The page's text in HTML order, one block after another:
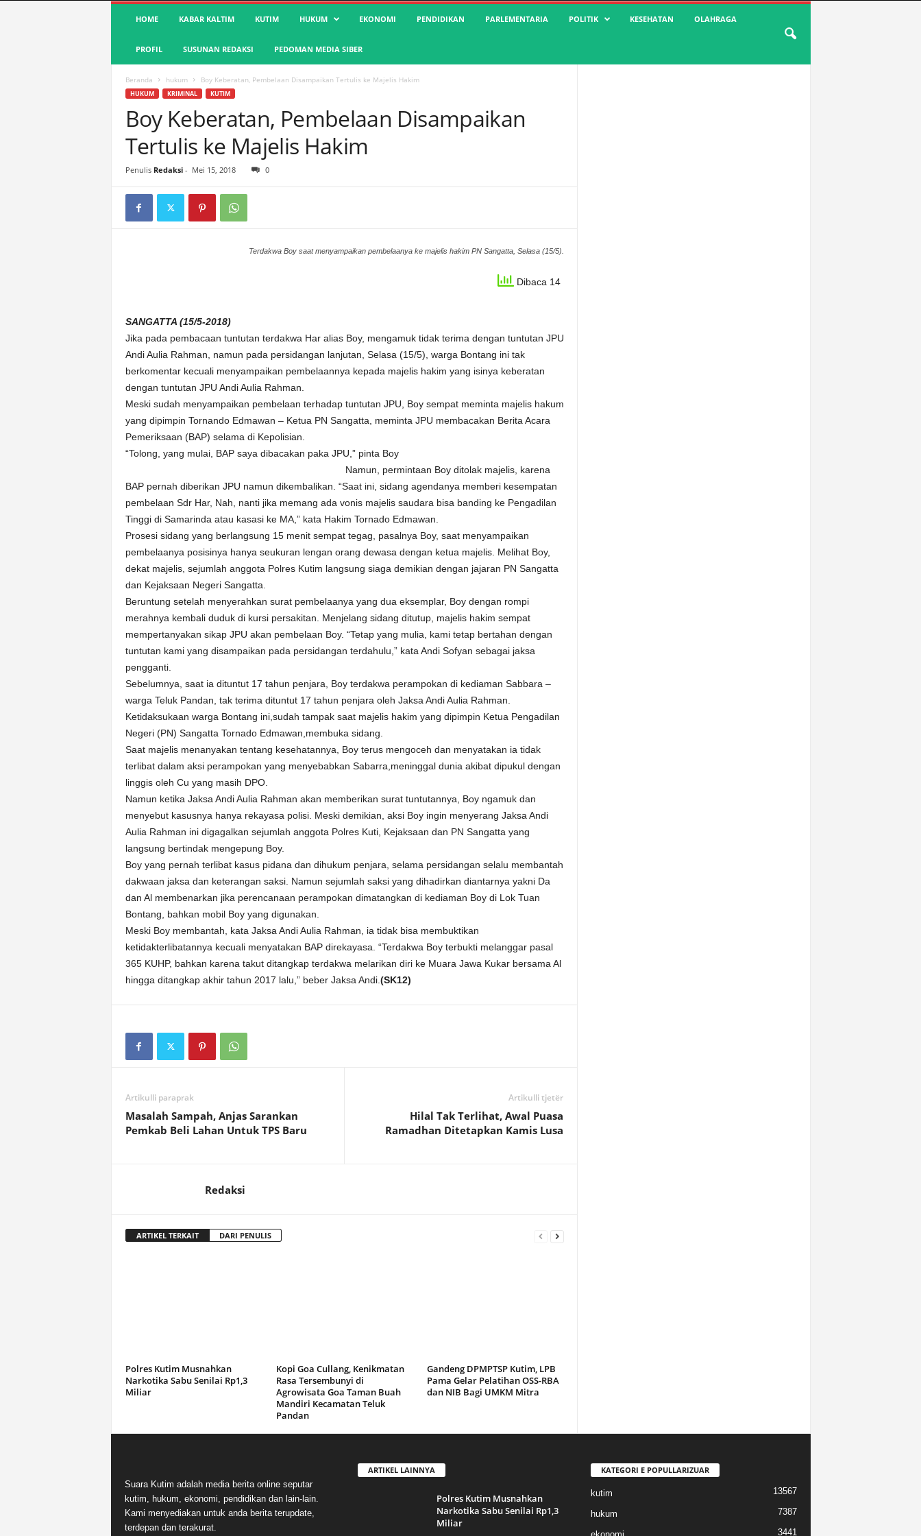
S
a
HOME KABAR KALTIM KUTIM HUKUM EKONOMI PENDIDIKAN PARLEMENTARIA POLITIK KESEHATAN OLAHRAGA
PROFIL SUSUNAN REDAKSI PEDOMAN MEDIA SIBER
Beranda hukum Boy Keberatan, Pembelaan Disampaikan Tertulis ke Majelis Hakim
HUKUM KRIMINAL KUTIM
Boy Keberatan, Pembelaan Disampaikan
Tertulis ke Majelis Hakim
Penulis Redaksi- Mei 15, 2018 0
Terdakwa Boy saat menyampaikan pembelaanya ke majelis hakim PN Sangatta, Selasa (15/5).
Dibaca 14
SANGATTA (15/5-2018)
Jika pada pembacaan tuntutan terdakwa Har alias Boy, mengamuk tidak terima dengan tuntutan JPU
Andi Aulia Rahman, namun pada persidangan lanjutan, Selasa (15/5), warga Bontang ini tak
berkomentar kecuali menyampaikan pembelaannya kepada majelis hakim yang isinya keberatan
dengan tuntutan JPU Andi Aulia Rahman.
Meski sudah menyampaikan pembelaan terhadap tuntutan JPU, Boy sempat meminta majelis hakum
yang dipimpin Tornando Edmawan – Ketua PN Sangatta, meminta JPU membacakan Berita Acara
Pemeriksaan (BAP) selama di Kepolisian.
“Tolong, yang mulai, BAP saya dibacakan paka JPU,” pinta Boy
Namun, permintaan Boy ditolak majelis, karena
BAP pernah diberikan JPU namun dikembalikan. “Saat ini, sidang agendanya memberi kesempatan
pembelaan Sdr Har, Nah, nanti jika memang ada vonis majelis saudara bisa banding ke Pengadilan
Tinggi di Samarinda atau kasasi ke MA,” kata Hakim Tornado Edmawan.
Prosesi sidang yang berlangsung 15 menit sempat tegag, pasalnya Boy, saat menyampaikan
pembelaanya posisinya hanya seukuran lengan orang dewasa dengan ketua majelis. Melihat Boy,
dekat majelis, sejumlah anggota Polres Kutim langsung siaga demikian dengan jajaran PN Sangatta
dan Kejaksaan Negeri Sangatta.
Beruntung setelah menyerahkan surat pembelaanya yang dua eksemplar, Boy dengan rompi
merahnya kembali duduk di kursi persakitan. Menjelang sidang ditutup, majelis hakim sempat
mempertanyakan sikap JPU akan pembelaan Boy. “Tetap yang mulia, kami tetap bertahan dengan
tuntutan kami yang disampaikan pada persidangan terdahulu,” kata Andi Sofyan sebagai jaksa
pengganti.
Sebelumnya, saat ia dituntut 17 tahun penjara, Boy terdakwa perampokan di kediaman Sabbara –
warga Teluk Pandan, tak terima dituntut 17 tahun penjara oleh Jaksa Andi Aulia Rahman.
Ketidaksukaan warga Bontang ini,sudah tampak saat majelis hakim yang dipimpin Ketua Pengadilan
Negeri (PN) Sangatta Tornado Edmawan,membuka sidang.
Saat majelis menanyakan tentang kesehatannya, Boy terus mengoceh dan menyatakan ia tidak
terlibat dalam aksi perampokan yang menyebabkan Sabarra,meninggal dunia akibat dipukul dengan
linggis oleh Cu yang masih DPO.
Namun ketika Jaksa Andi Aulia Rahman akan memberikan surat tuntutannya, Boy ngamuk dan
menyebut kasusnya hanya rekayasa polisi. Meski demikian, aksi Boy ingin menyerang Jaksa Andi
Aulia Rahman ini digagalkan sejumlah anggota Polres Kuti, Kejaksaan dan PN Sangatta yang
langsung bertindak mengepung Boy.
Boy yang pernah terlibat kasus pidana dan dihukum penjara, selama persidangan selalu membantah
dakwaan jaksa dan keterangan saksi. Namun sejumlah saksi yang dihadirkan diantarnya yakni Da
dan Al membenarkan jika perencanaan perampokan dimatangkan di kediaman Boy di Lok Tuan
Bontang, bahkan mobil Boy yang digunakan.
Meski Boy membantah, kata Jaksa Andi Aulia Rahman, ia tidak bisa membuktikan
ketidakterlibatannya kecuali menyatakan BAP direkayasa. “Terdakwa Boy terbukti melanggar pasal
365 KUHP, bahkan karena takut ditangkap terdakwa melarikan diri ke Muara Jawa Kukar bersama Al
hingga ditangkap akhir tahun 2017 lalu,” beber Jaksa Andi. (SK12)
Artikulli paraprak
Masalah Sampah, Anjas Sarankan
Pemkab Beli Lahan Untuk TPS Baru
Artikulli tjetër
Hilal Tak Terlihat, Awal Puasa
Ramadhan Ditetapkan Kamis Lusa
Redaksi
ARTIKEL TERKAIT DARI PENULIS
Polres Kutim Musnahkan
Narkotika Sabu Senilai Rp1,3
Miliar
Kopi Goa Cullang, Kenikmatan
Rasa Tersembunyi di
Agrowisata Goa Taman Buah
Mandiri Kecamatan Teluk
Pandan
Gandeng DPMPTSP Kutim, LPB
Pama Gelar Pelatihan OSS-RBA
dan NIB Bagi UMKM Mitra
Suara Kutim adalah media berita online seputar
kutim, hukum, ekonomi, pendidikan dan lain-lain.
Kami menyediakan untuk anda berita terupdate,
terdepan dan terakurat.
ARTIKEL LAINNYA
Polres Kutim Musnahkan
Narkotika Sabu Senilai Rp1,3
Miliar
KATEGORI E POPULLARIZUAR
kutim 13567
hukum 7387
3441